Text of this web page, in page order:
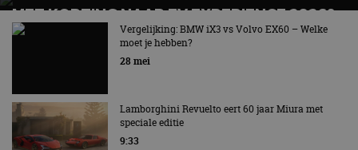
MET KORTING NAAR EV EXPERIENCE 2026?
AUTORAI REGELT HET!
EV Experience 2026 van 24 tot 26 september
Vergelijking: BMW iX3 vs Volvo EX60 – Welke
moet je hebben?
28 mei
Lamborghini Revuelto eert 60 jaar Miura met
speciale editie
9:33